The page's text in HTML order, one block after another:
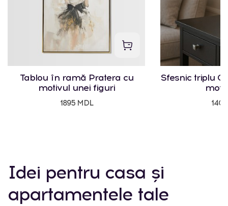
Tablou în ramă Pratera cu
motivul unei figuri
1895 MDL
Sfesnic triplu
Idei pentru casa și
apartamentele tale